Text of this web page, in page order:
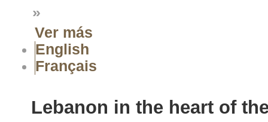
»
Ver más
English
Français
Lebanon in the heart of